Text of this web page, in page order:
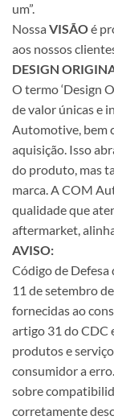
um”.
Nossa VISÃOé
aos nossos
DESIGN
O termo ‘Design
de valor únicas e
Automotive, bem
aquisição. Isso
do produto, mas
marca. A COM
qualidade que
aftermarket,
AVISO:
Código de Defesa
11 de setembro
fornecidas ao
artigo 31 do CDC
produtos e
consumidor a
sobre
corretamente